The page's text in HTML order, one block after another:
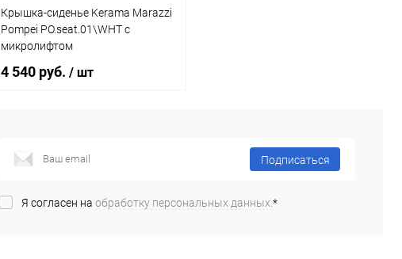
Крышка-сиденье Kerama Marazzi
Pompei PO.seat.01\WHT с
микролифтом
4 540 руб. / шт
В избранное Под заказ
Подписаться
Я согласен на обработку персональных данных. *